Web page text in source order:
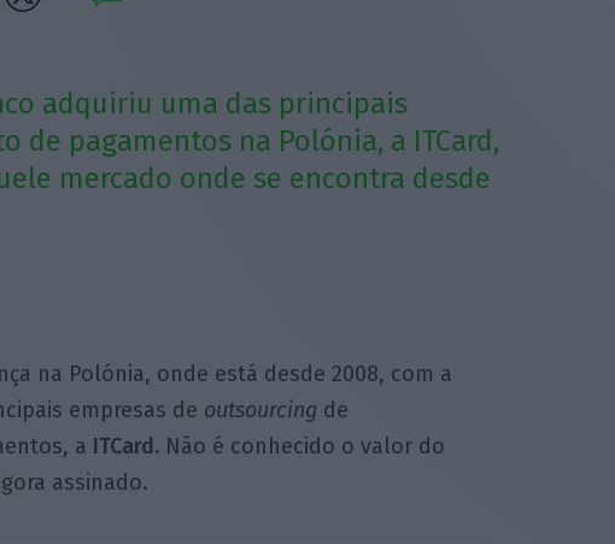
adquiriu uma das principais
de pagamentos na Polónia, a ITCard,
mercado onde se encontra desde
na Polónia, onde está desde 2008, com a
empresas de outsourcing de
a ITCard. Não é conhecido o valor do
assinado.